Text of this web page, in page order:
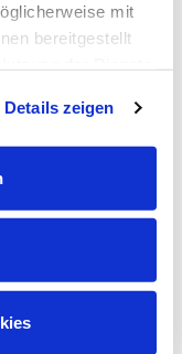
mit
bereitgestellt
Alle weiteren
unseren
Details zeigen